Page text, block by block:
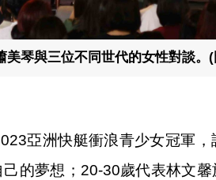
美琴與三位不同世代的女性對談。
亞洲快艇衝浪青少女冠軍
的夢想；20-30歲代表林文